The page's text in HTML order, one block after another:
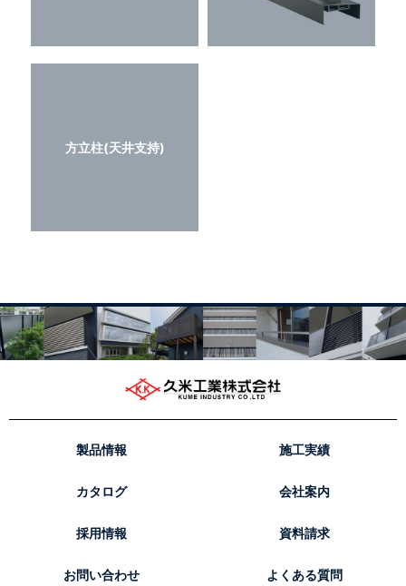
方立柱(天井支持)
製品情報 施工実績
カタログ 会社案内
採用情報 資料請求
お問い合わせ よくある質問